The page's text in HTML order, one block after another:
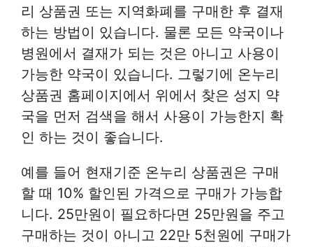
리 상품권 또는 지역화폐를 구매한 후 결재
하는 방법이 있습니다. 물론 모든 약국이나
병원에서 결재가 되는 것은 아니고 사용이
가능한 약국이 있습니다. 그렇기에 온누리
상품권 홈페이지에서 위에서 찾은 성지 약
국을 먼저 검색을 해서 사용이 가능한지 확
인 하는 것이 좋습니다.
예를 들어 현재기준 온누리 상품권은 구매
할 때 10% 할인된 가격으로 구매가 가능합
니다. 25만원이 필요하다면 25만원을 주고
구매하는 것이 아니고 22만 5천원에 구매가